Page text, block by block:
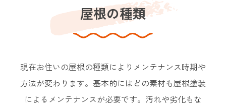
屋根の種類
現在お住いの屋根の種類によりメンテナンス時期や
方法が変わります。 基本的にはどの素材も屋根塗装
によるメンテナンスが必要です。 汚れや劣化もな